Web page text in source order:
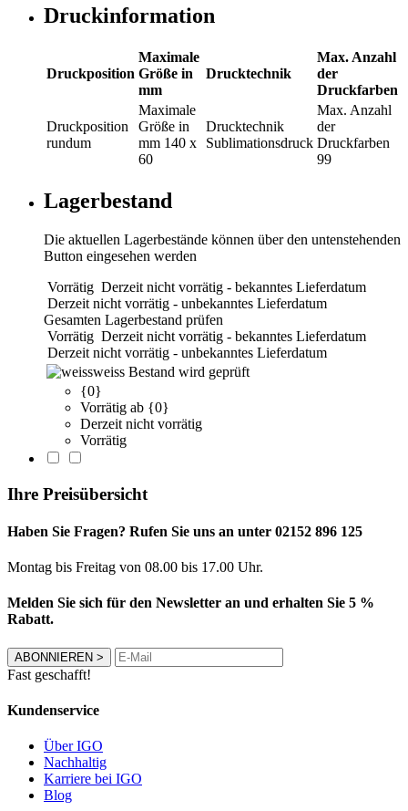
Druckinformation
Druckposition
Maximale
Größe in
mm
Drucktechnik
Max. Anzahl
der
Druckfarben
Druckposition
rundum
Maximale
Größe in
mm 140 x
60
Drucktechnik
Sublimationsdruck
Max. Anzahl
der
Druckfarben
99
Lagerbestand
Die aktuellen Lagerbestände können über den untenstehenden
Button eingesehen werden
Vorrätig Derzeit nicht vorrätig - bekanntes Lieferdatum
Derzeit nicht vorrätig - unbekanntes Lieferdatum
Gesamten Lagerbestand prüfen
Vorrätig Derzeit nicht vorrätig - bekanntes Lieferdatum
Derzeit nicht vorrätig - unbekanntes Lieferdatum
weiss Bestand wird geprüft
{0}
Vorrätig ab {0}
Derzeit nicht vorrätig
Vorrätig
Ihre Preisübersicht
Haben Sie Fragen? Rufen Sie uns an unter 02152 896 125
Montag bis Freitag von 08.00 bis 17.00 Uhr.
Melden Sie sich für den Newsletter an und erhalten Sie 5 %
Rabatt.
ABONNIEREN >
Fast geschafft!
Kundenservice
Über IGO
Nachhaltig
Karriere bei IGO
Blog